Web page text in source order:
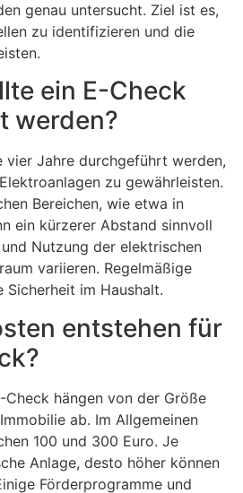
genau untersucht. Ziel ist es,
zu identifizieren und die
ein E-Check
werden?
vier Jahre durchgeführt werden,
zu gewährleisten.
Bereichen, wie etwa in
ein kürzerer Abstand sinnvoll
Nutzung der elektrischen
variieren. Regelmäßige
Sicherheit im Haushalt.
entstehen für
Check hängen von der Größe
ab. Im Allgemeinen
100 und 300 Euro. Je
Anlage, desto höher können
Förderprogramme und